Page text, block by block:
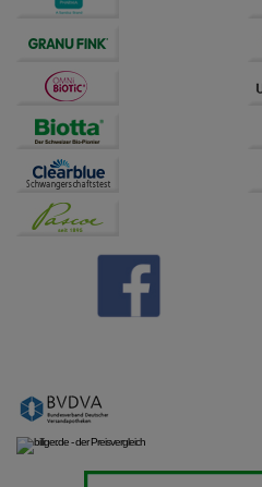
Informationen über die Art
unserer Website sammeln,
Website weiter für Sie
auf unserer Website aber
Drittseiten möglichst relevant
Bitte beachten Sie, dass
Dritte wie z.B. Google oder
übertragen werden.